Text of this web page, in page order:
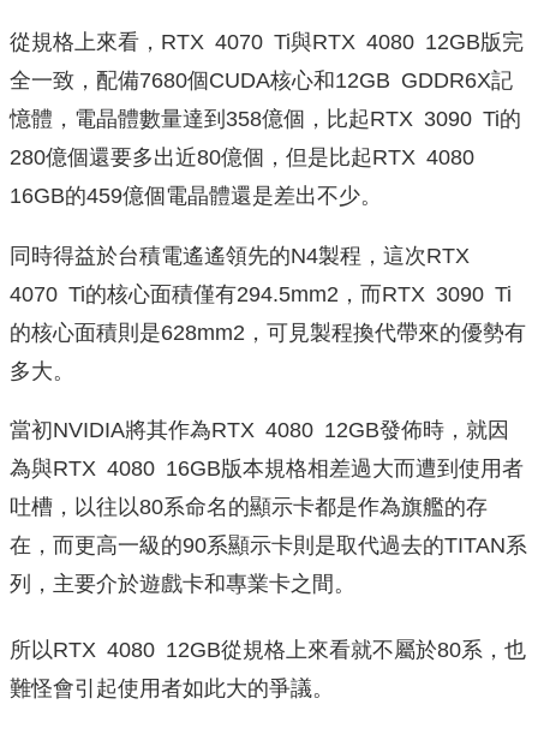
從規格上來看，RTX 4070 Ti與RTX 4080 12GB版完
全一致，配備7680個CUDA核心和12GB GDDR6X記
憶體，電晶體數量達到358億個，比起RTX 3090 Ti的
280億個還要多出近80億個，但是比起RTX 4080
16GB的459億個電晶體還是差出不少。
同時得益於台積電遙遙領先的N4製程，這次RTX
4070 Ti的核心面積僅有294.5mm2，而RTX 3090 Ti
的核心面積則是628mm2，可見製程換代帶來的優勢有
多大。
當初NVIDIA將其作為RTX 4080 12GB發佈時，就因
為與RTX 4080 16GB版本規格相差過大而遭到使用者
吐槽，以往以80系命名的顯示卡都是作為旗艦的存
在，而更高一級的90系顯示卡則是取代過去的TITAN系
列，主要介於遊戲卡和專業卡之間。
所以RTX 4080 12GB從規格上來看就不屬於80系，也
難怪會引起使用者如此大的爭議。